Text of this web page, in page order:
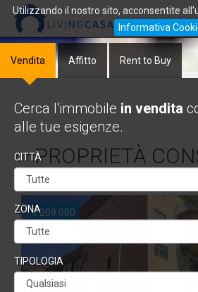
Utilizzando il nostro sito, acconsentite
Informativa
Vendita Affitto Rent to Buy
Cerca l'immobile in vendita
alle tue esigenze.
CITTÀ
ZONA
TIPOLOGIA
PROPRIETÀ
€ 209.000